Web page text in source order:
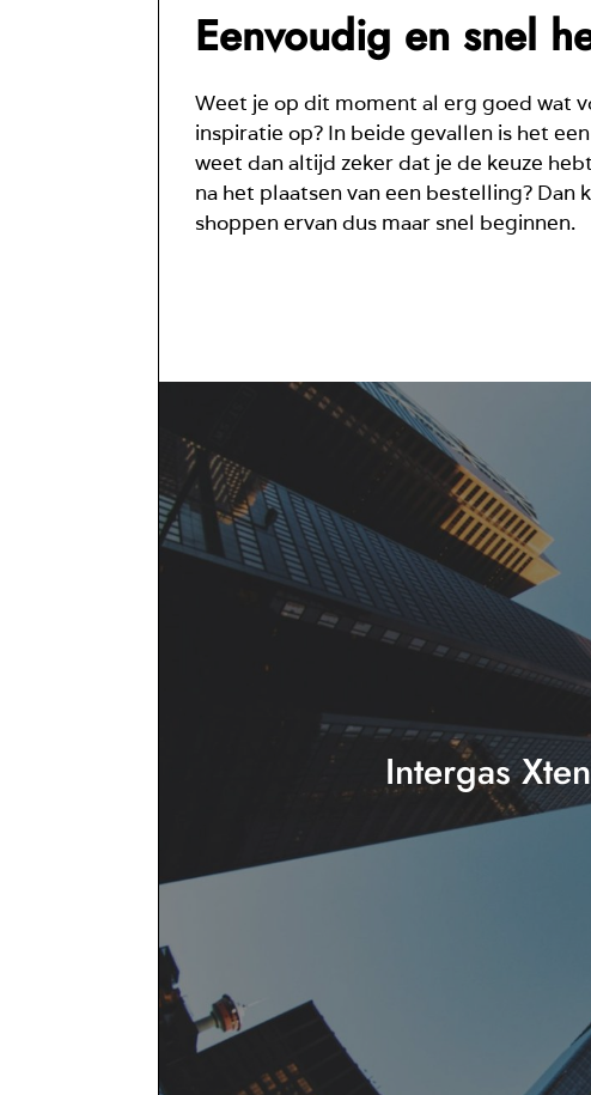
Eenvoudig en snel
Weet je op dit moment al erg goed wat
inspiratie op? In beide gevallen is het
weet dan altijd zeker dat je de keuze
na het plaatsen van een bestelling?
shoppen ervan dus maar snel beginnen.
Intergas